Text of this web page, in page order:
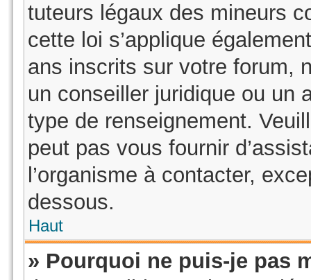
tuteurs légaux des mineurs
cette loi s’applique
ans inscrits sur votre forum,
un conseiller juridique ou un
type de renseignement.
peut pas vous fournir
l’organisme à contacter,
dessous.
Haut
» Pourquoi ne puis-je pas